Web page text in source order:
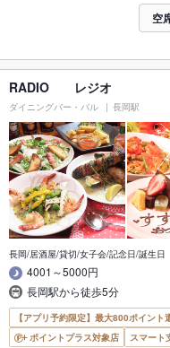
空
RADIO レジオ
ダイニングバー・バル 長岡駅
長岡/居酒屋/貸切/女子会/記念日/誕生日
4001～5000円
長岡駅から徒歩5分
【アプリ予約限定】最大800ポイント
ポイントプラス対象店
スマート